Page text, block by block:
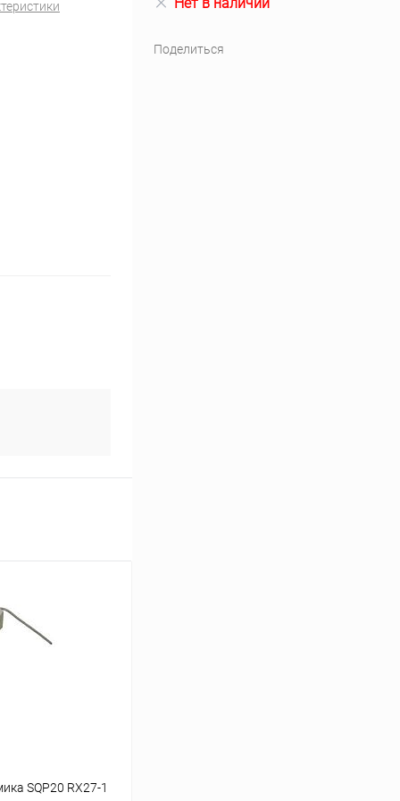
бирки маркировочные
SQP20 RX27-1
Поделиться